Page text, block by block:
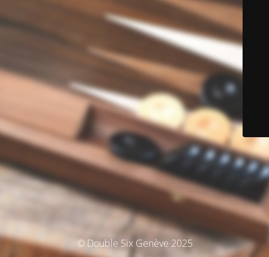
© Double Six Genève 2025